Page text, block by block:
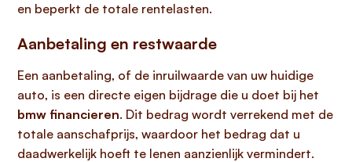
en beperkt de totale rentelasten.
Aanbetaling en restwaarde
Een aanbetaling, of de inruilwaarde van uw huidige
auto, is een directe eigen bijdrage die u doet bij het
bmw financieren. Dit bedrag wordt verrekend met de
totale aanschafprijs, waardoor het bedrag dat u
daadwerkelijk hoeft te lenen aanzienlijk vermindert.